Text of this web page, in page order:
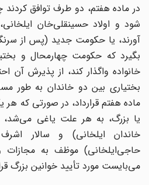
در ماده هفتم، دو طرف توافق کردند
شود و اولاد حسینقلیخان ایلخانی،
آورند، یا حکومت جدید (پس از
بگیرد که حکومت چهارمحال و
خانواده واگذار کند، از پذیرش آن
بختیاری بین دو خاندان به طور
ماده هفتم قرارداد، در صورتی که هر
یا بزرگ، به هر علت یاغی میشد،
خاندان ایلخانی) و سالار اشرف
حاجیایلخانی) موظف به مجازات وی
میبایست مورد تأیید خوانین بزرگ